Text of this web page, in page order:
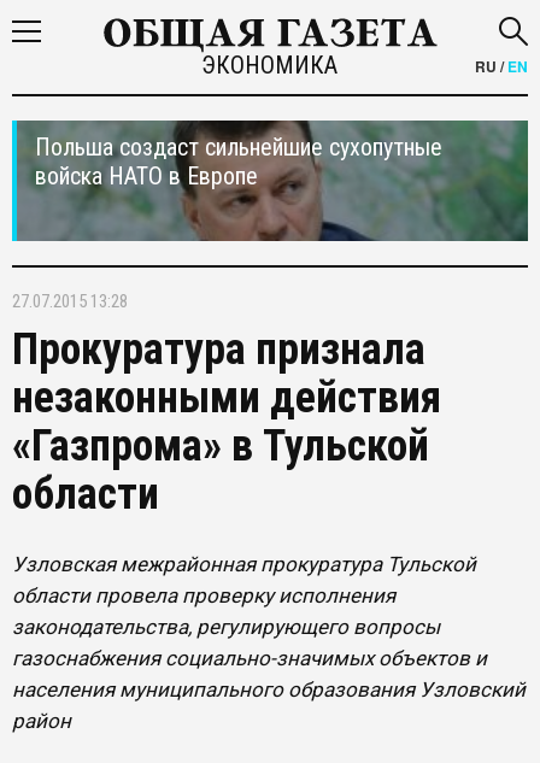
ЭКОНОМИКА RU /EN
Польша создаст сильнейшие сухопутные
войска НАТО в Европе
27.07.2015 13:28
Прокуратура признала
незаконными действия
«Газпрома» в Тульской
области
Узловская межрайонная прокуратура Тульской
области провела проверку исполнения
законодательства, регулирующего вопросы
газоснабжения социально-значимых объектов и
населения муниципального образования Узловский
район